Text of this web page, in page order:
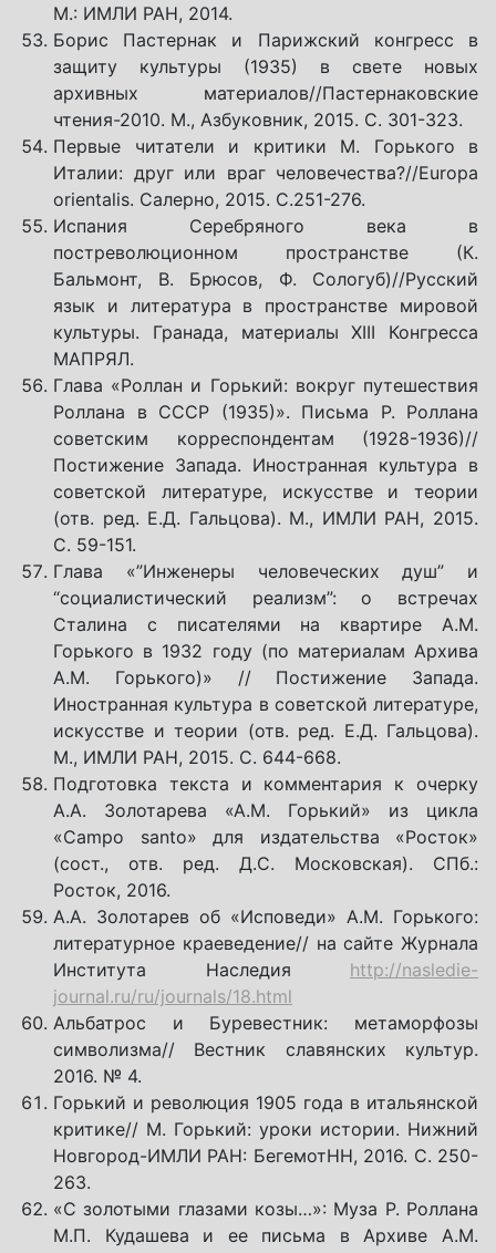
М.: ИМЛИ РАН, 2014.
Борис Пастернак и Парижский конгресс в
защиту культуры (1935) в свете новых
архивных материалов//Пастернаковские
чтения-2010. М., Азбуковник, 2015. С. 301-323.
Первые читатели и критики М. Горького в
Италии: друг или враг человечества?//Europa
orientalis. Салерно, 2015. С.251-276.
Испания Серебряного века в
постреволюционном пространстве (К.
Бальмонт, В. Брюсов, Ф. Сологуб)//Русский
язык и литература в пространстве мировой
культуры. Гранада, материалы XIII Конгресса
МАПРЯЛ.
Глава «Роллан и Горький: вокруг путешествия
Роллана в СССР (1935)». Письма Р. Роллана
советским корреспондентам (1928-1936)//
Постижение Запада. Иностранная культура в
советской литературе, искусстве и теории
(отв. ред. Е.Д. Гальцова). М., ИМЛИ РАН, 2015.
С. 59-151.
Глава «”Инженеры человеческих душ” и
“социалистический реализм”: о встречах
Сталина с писателями на квартире А.М.
Горького в 1932 году (по материалам Архива
А.М. Горького)» // Постижение Запада.
Иностранная культура в советской литературе,
искусстве и теории (отв. ред. Е.Д. Гальцова).
М., ИМЛИ РАН, 2015. С. 644-668.
Подготовка текста и комментария к очерку
А.А. Золотарева «А.М. Горький» из цикла
«Campo santo» для издательства «Росток»
(сост., отв. ред. Д.С. Московская). СПб.:
Росток, 2016.
А.А. Золотарев об «Исповеди» А.М. Горького:
литературное краеведение// на сайте Журнала
Института Наследия http://nasledie-
journal.ru/ru/journals/18.html
Альбатрос и Буревестник: метаморфозы
символизма// Вестник славянских культур.
2016. № 4.
Горький и революция 1905 года в итальянской
критике// М. Горький: уроки истории. Нижний
Новгород-ИМЛИ РАН: БегемотНН, 2016. С. 250-
263.
«С золотыми глазами козы…»: Муза Р. Роллана
М.П. Кудашева и ее письма в Архиве А.М.